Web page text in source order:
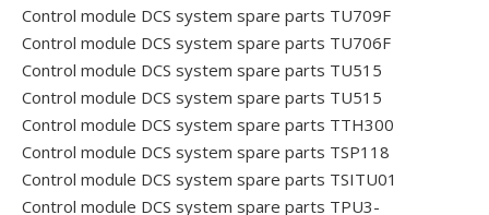
Control module DCS system spare parts TU709F
Control module DCS system spare parts TU706F
Control module DCS system spare parts TU515
Control module DCS system spare parts TU515
Control module DCS system spare parts TTH300
Control module DCS system spare parts TSP118
Control module DCS system spare parts TSITU01
Control module DCS system spare parts TPU3-